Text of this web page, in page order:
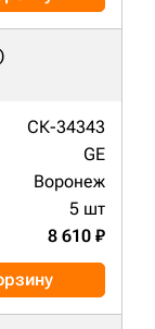
СК-34343
GE
Воронеж
5 шт
8 610 ₽